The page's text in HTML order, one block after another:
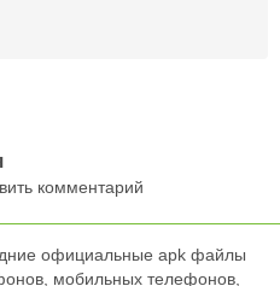
комментарий
официальные apk файлы
мобильных телефонов,